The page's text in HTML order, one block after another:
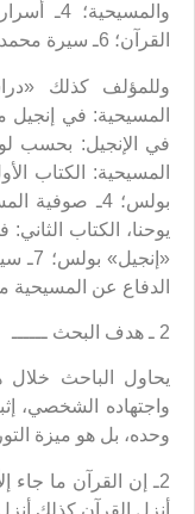
القرآن؛ 6ـ سيرة محمد وسرّه.
المسيحية: الكتاب
بولس؛ 4ـ
الدفاع عن المسيحية
2 ـ هدف البحث ــــــ
يحاول الباحث خلال
وحده، بل هو ميزة
2ـ إن القرآن ما جاء
أنزل القرآن كذلك